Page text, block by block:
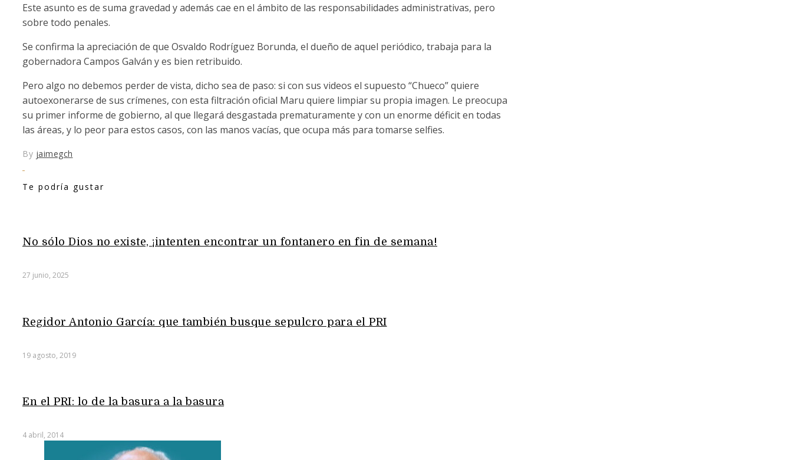
Este asunto es de suma gravedad y además cae en el ámbito de las responsabilidades administrativas, pero
sobre todo penales.
Se confirma la apreciación de que Osvaldo Rodríguez Borunda, el dueño de aquel periódico, trabaja para la
gobernadora Campos Galván y es bien retribuido.
Pero algo no debemos perder de vista, dicho sea de paso: si con sus videos el supuesto “Chueco” quiere
autoexonerarse de sus crímenes, con esta filtración oficial Maru quiere limpiar su propia imagen. Le preocupa
su primer informe de gobierno, al que llegará desgastada prematuramente y con un enorme déficit en todas
las áreas, y lo peor para estos casos, con las manos vacías, que ocupa más para tomarse selfies.
By jaimegch
Te podría gustar
No sólo Dios no existe, ¡intenten encontrar un fontanero en fin de semana!
27 junio, 2025
Regidor Antonio García: que también busque sepulcro para el PRI
19 agosto, 2019
En el PRI: lo de la basura a la basura
4 abril, 2014